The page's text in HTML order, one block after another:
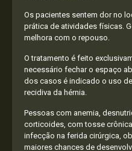
Os pacientes sentem dor no
prática de atividades físicas.
melhora com o repouso.
O tratamento é feito
necessário fechar o espaço
dos casos é indicado o uso
recidiva da hérnia.
Pessoas com anemia,
corticoides, com tosse
infecção na ferida cirúrgica,
maiores chances de